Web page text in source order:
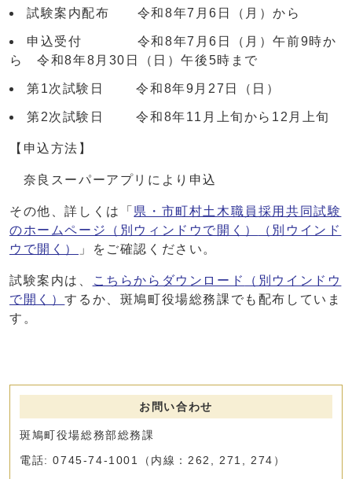
試験案内配布 令和8年7月6日（月）から
申込受付 令和8年7月6日（月）午前9時か
ら 令和8年8月30日（日）午後5時まで
第1次試験日 令和8年9月27日（日）
第2次試験日 令和8年11月上旬から12月上旬
【申込方法】
奈良スーパーアプリにより申込
その他、詳しくは「 県・市町村土木職員採用共同試験
のホームページ（別ウィンドウで開く）
（別ウインド
ウで開く）
」をご確認ください。
試験案内は、 こちらからダウンロード
（別ウインドウ
で開く）するか、斑鳩町役場総務課でも配布していま
す。
お問い合わせ
斑鳩町役場総務部総務課
電話: 0745-74-1001（内線：262, 271, 274）